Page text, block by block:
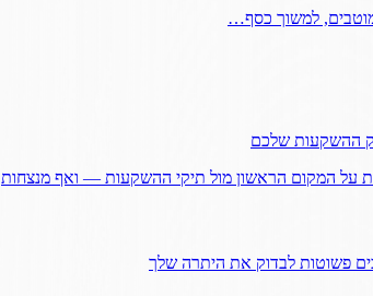
למשוך כסף…
ההשקעות שלכם
על המקום הראשון מול תיקי ההשקעות — ואף מנצחות